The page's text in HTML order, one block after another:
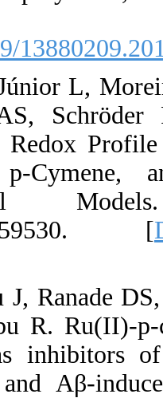
[DOI:10.3109/
9. Quintans-
SM, Pires
Activity and
Camphene,
10. Haribabu
PP,
complexes
aggregation